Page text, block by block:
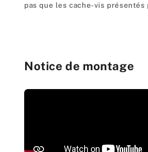
pas que les cache-vis
Notice de montage